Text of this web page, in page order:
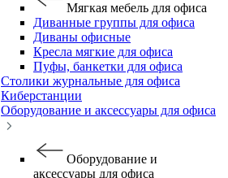
Мягкая мебель для офиса
Диванные группы для офиса
Диваны офисные
Кресла мягкие для офиса
Пуфы, банкетки для офиса
Столики журнальные для офиса
Киберстанции
Оборудование и аксессуары для офиса
Оборудование и
аксессуары для офиса